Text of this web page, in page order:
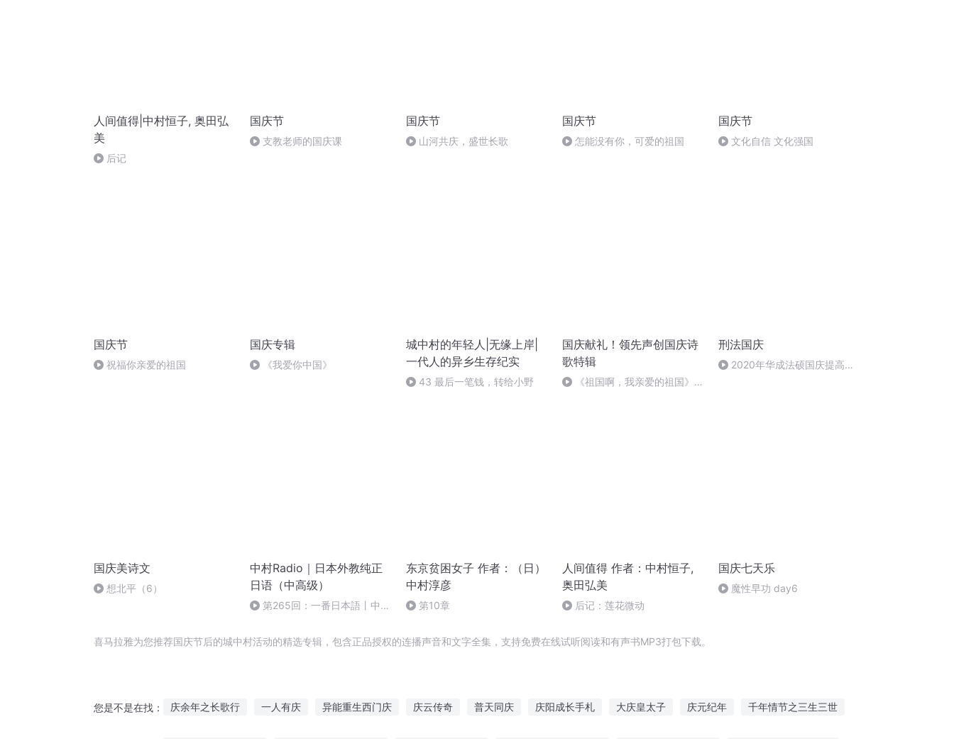
人间值得|中村恒子, 奥田弘
美
后记
国庆节
支教老师的国庆课
国庆节
山河共庆，盛世长歌
国庆节
怎能没有你，可爱的祖国
国庆节
文化自信 文化强国
国庆节
祝福你亲爱的祖国
国庆专辑
《我爱你中国》
城中村的年轻人|无缘上岸|
一代人的异乡生存纪实
43 最后一笔钱，转给小野
国庆献礼！领先声创国庆诗
歌特辑
《祖国啊，我亲爱的祖国》温
刑法国庆
2020年华成法硕国庆提高班
国庆美诗文
想北平（6）
中村Radio｜日本外教纯正
日语（中高级）
第265回：一番日本語丨中村
ゲッティナポリタン
东京贫困女子 作者：（日）
中村淳彦
第10章
人间值得 作者：中村恒子,
奥田弘美
后记：莲花微动
国庆七天乐
魔性早功 day6
喜马拉雅为您推荐国庆节后的城中村活动的精选专辑，包含正品授权的连播声音和文字全集，支持免费在线试听阅读和有声书MP3打包下载。
您是不是在找： 庆余年之长歌行 一人有庆 异能重生西门庆 庆云传奇 普天同庆 庆阳成长手札 大庆皇太子 庆元纪年 千年情节之三生三世